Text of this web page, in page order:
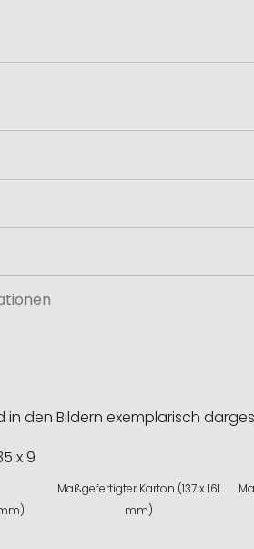
den Bildern exemplarisch
Maßgefertigter Karton (137 x 161
mm)